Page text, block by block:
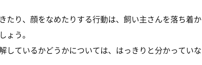
たり、顔をなめたりする行動は、飼い主さんを落ち着か
ょう。
しているかどうかについては、はっきりと分かっていな